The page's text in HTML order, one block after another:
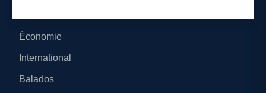
Économie
International
Balados